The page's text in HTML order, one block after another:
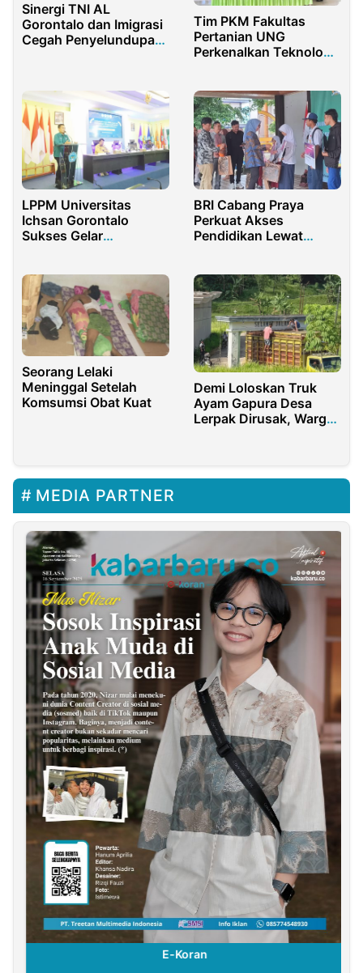
Sinergi TNI AL
Gorontalo dan Imigrasi
Cegah Penyelundupan
Tim PKM Fakultas
Pertanian UNG
Perkenalkan Teknologi
Upaya Mitigasi
Aflatoksin di Talumelito
LPPM Universitas
Ichsan Gorontalo
Sukses Gelar
Masyarakat
BRI Cabang Praya
Perkuat Akses
Pendidikan Lewat
Seorang Lelaki
Meninggal Setelah
Komsumsi Obat Kuat
Demi Loloskan Truk
Ayam Gapura Desa
Lerpak Dirusak, Warga
MEDIA PARTNER
E-Koran